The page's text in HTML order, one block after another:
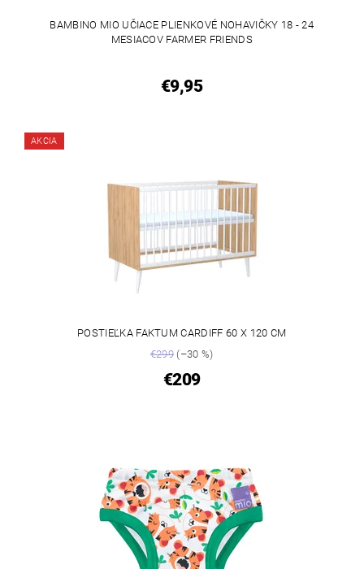
BAMBINO MIO UČIACE PLIENKOVÉ NOHAVIČKY 18 - 24
MESIACOV FARMER FRIENDS
€9,95
AKCIA
POSTIEĽKA FAKTUM CARDIFF 60 X 120 CM
€299 (–30 %)
€209